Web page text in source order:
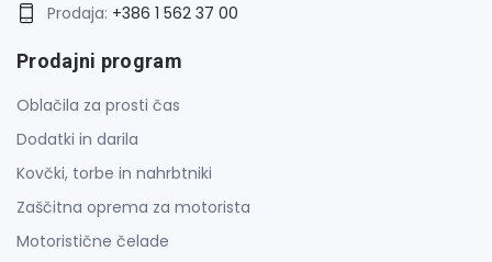
Prodaja: +386 1 562 37 00
Prodajni program
Oblačila za prosti čas
Dodatki in darila
Kovčki, torbe in nahrbtniki
Zaščitna oprema za motorista
Motoristične čelade